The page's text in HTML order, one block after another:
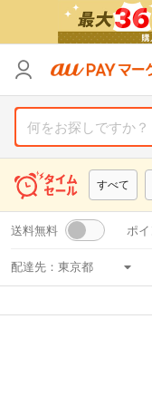
すべて
送料無料 ポ
配達先：
カテゴリ
支払い方法
その他の条件
送料無料
Pontaパス特典対象す
カテゴリ
支払い方法
その他の条件
送料無料
Pontaパス特典対象す